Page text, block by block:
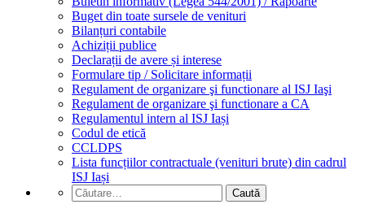
Buget din toate sursele de venituri
Bilanțuri contabile
Achiziții publice
Declarații de avere și interese
Formulare tip / Solicitare informații
Regulament de organizare şi functionare al ISJ Iaşi
Regulament de organizare şi functionare a CA
Regulamentul intern al ISJ Iași
Codul de etică
CCLDPS
Lista funcțiilor contractuale (venituri brute) din cadrul
ISJ Iași
Caută
după: